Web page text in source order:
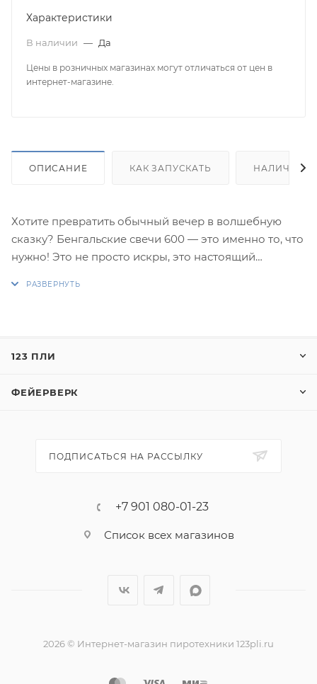
Характеристики
В наличии — Да
Цены в розничных магазинах могут отличаться от цен в
интернет-магазине.
ОПИСАНИЕ КАК ЗАПУСКАТЬ НАЛИЧИЕ
Хотите превратить обычный вечер в волшебную
сказку? Бенгальские свечи 600 — это именно то, что
нужно! Это не просто искры, это настоящий
1. Золотые искры.
123 ПЛИ
ФЕЙЕРВЕРК
ПОДПИСАТЬСЯ НА РАССЫЛКУ
+7 901 080-01-23
Список всех магазинов
2026 © Интернет-магазин пиротехники 123pli.ru